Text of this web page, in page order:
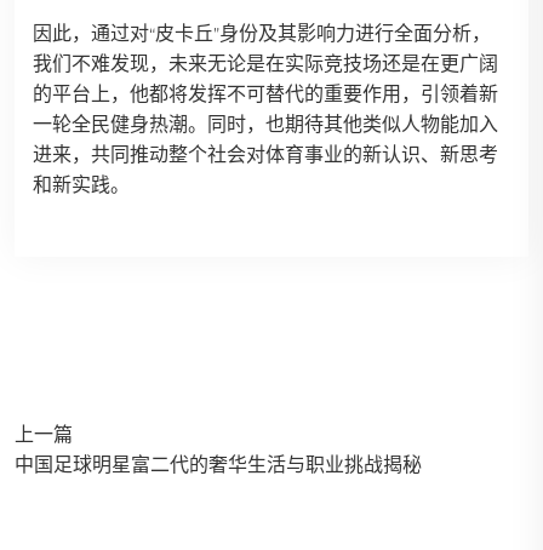
因此，通过对“皮卡丘”身份及其影响力进行全面分析，
我们不难发现，未来无论是在实际竞技场还是在更广阔
的平台上，他都将发挥不可替代的重要作用，引领着新
一轮全民健身热潮。同时，也期待其他类似人物能加入
进来，共同推动整个社会对体育事业的新认识、新思考
和新实践。
上一篇
中国足球明星富二代的奢华生活与职业挑战揭秘